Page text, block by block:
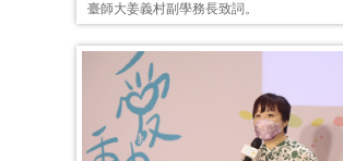
臺師大姜義村副學務長致詞。